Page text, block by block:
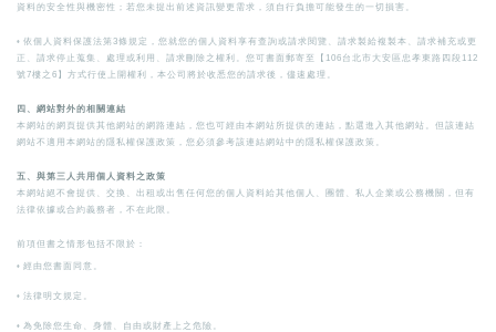
資料的安全性與機密性；若您未提出前述資訊變更需求，須自行負擔可能發生的一切損害。
◦ 依個人資料保護法第3條規定，您就您的個人資料享有查詢或請求閱覽、請求製給複製本、請求補充或更
正、請求停止蒐集、處理或利用、請求刪除之權利。您可書面郵寄至【106台北市大安區忠孝東路四段112
號7樓之6】方式行使上開權利，本公司將於收悉您的請求後，儘速處理。
四、網站對外的相關連結
本網站的網頁提供其他網站的網路連結，您也可經由本網站所提供的連結，點選進入其他網站。但該連結
網站不適用本網站的隱私權保護政策，您必須參考該連結網站中的隱私權保護政策。
五、與第三人共用個人資料之政策
本網站絕不會提供、交換、出租或出售任何您的個人資料給其他個人、團體、私人企業或公務機關，但有
法律依據或合約義務者，不在此限。
前項但書之情形包括不限於：
◦ 經由您書面同意。
◦ 法律明文規定。
◦ 為免除您生命、身體、自由或財產上之危險。